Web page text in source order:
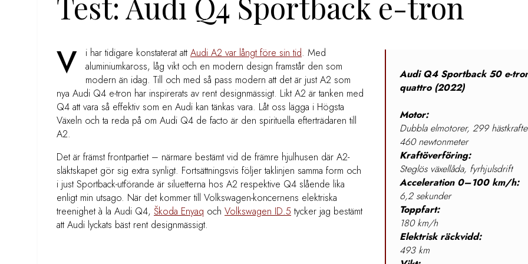
Audi Q4 Sportback 50 e-
quattro (2022)
Motor:
Dubbla elmotorer, 299
460 newtonmeter
Kraftöverföring:
Steglös växellåda, fyrhjulsdrift
Acceleration 0–100 km/h:
6,2 sekunder
Toppfart:
180 km/h
Elektrisk räckvidd:
493 km
V i har tidigare konstaterat attAudi A2 var långt före sin tid. Med
aluminiumkaross, låg vikt och en modern design framstår den som
modern än idag. Till och med så pass modern att det är just A2 som
nya Audi Q4 e-tron har inspirerats av rent designmässigt. Likt A2 är tanken med
Q4 att vara så effektiv som en Audi kan tänkas vara. Låt oss lägga i Högsta
Växeln och ta reda på om Audi Q4 de facto är den spirituella efterträdaren till
A2.
Det är främst frontpartiet – närmare bestämt vid de främre hjulhusen där A2-
släktskapet gör sig extra synligt. Fortsättningsvis följer taklinjen samma form och
i just Sportback-utförande är siluetterna hos A2 respektive Q4 slående lika
enligt min utsago. När det kommer till Volkswagen-koncernens elektriska
treenighet à la Audi Q4, Škoda Enyaq och Volkswagen ID.5 tycker jag bestämt
att Audi lyckats bäst rent designmässigt.